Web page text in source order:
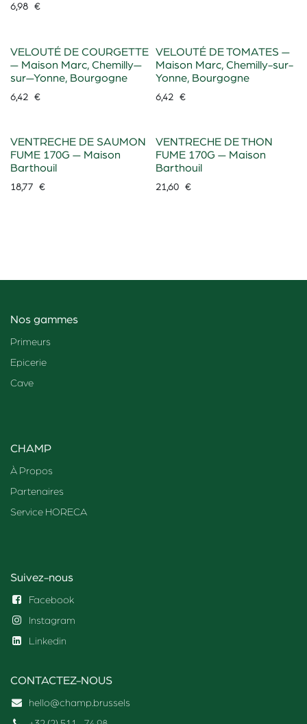
6,98 €
VELOUTÉ DE COURGETTE
— Maison Marc, Chemilly—
sur—Yonne, Bourgogne
6,42 €
VELOUTÉ DE TOMATES —
Maison Marc, Chemilly-sur-
Yonne, Bourgogne
6,42€
VENTRECHE DE SAUMON
FUME 170G — Maison
Barthouil
18,77 €
VENTRECHE DE THON
FUME 170G — Maison
Barthouil
21,60€
Nos gammes
Primeurs
Epicerie
Cave
CHAMP
À Propos
Partenaires
Service HORECA
Suivez-nous
Facebook
Instagram
Linkedin
CONTACTEZ-NOUS
hello@champ.brussels